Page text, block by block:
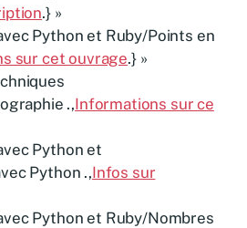
.} »
Python et Ruby/Points en
sur cet ouvrage.} »
.,Informations sur ce
Python et
Python .,Infos sur
Python et Ruby/Nombres